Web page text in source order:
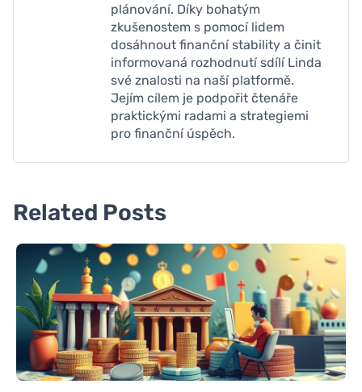
plánování. Díky bohatým
zkušenostem s pomocí lidem
dosáhnout finanční stability a činit
informovaná rozhodnutí sdílí Linda
své znalosti na naší platformě.
Jejím cílem je podpořit čtenáře
praktickými radami a strategiemi
pro finanční úspěch.
Related Posts